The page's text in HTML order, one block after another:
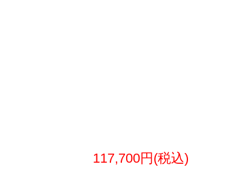
117,700円(税込)